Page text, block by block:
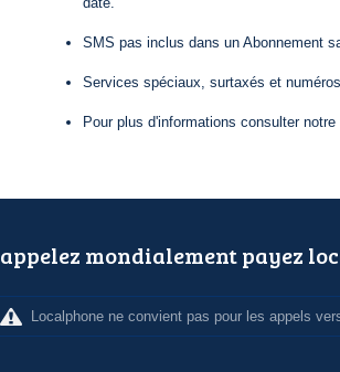
SMS pas inclus dans un Abonnement
Services spéciaux, surtaxés et
Pour plus d'informations consulter notre
appelez mondialement payez
Localphone ne convient pas pour les appels